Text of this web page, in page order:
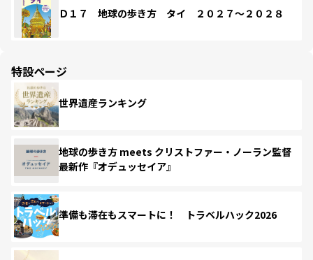
Ｄ１７ 地球の歩き方 タイ ２０２７～２０２８
特設ページ
世界遺産ランキング
地球の歩き方 meets クリストファー・ノーラン監督
最新作『オデュッセイア』
準備も滞在もスマートに！ トラベルハック2026